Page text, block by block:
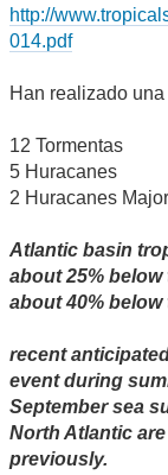
http://
014.pdf
Han realizado
12 Tormentas
5 Huracanes
2 Huracanes Major
Atlantic basin
about 25%
about 40% below
recent
event during
September sea
North Atlantic
previously.